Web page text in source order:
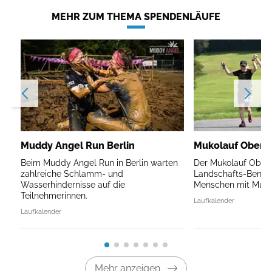
MEHR ZUM THEMA SPENDENLÄUFE
Muddy Angel Run Berlin
Beim Muddy Angel Run in Berlin warten
zahlreiche Schlamm- und
Wasserhindernisse auf die
Teilnehmerinnen.
Laufkalender
Mukolauf
Der Mukolauf
Landschafts-
Menschen mit
Laufkalender
Mehr anzeigen